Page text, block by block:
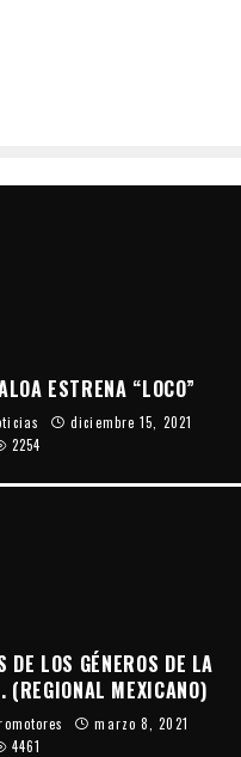
ESTRENA “LOCO”
diciembre 15, 2021
2254
DE LOS GÉNEROS DE LA
(REGIONAL MEXICANO)
marzo 8, 2021
4461